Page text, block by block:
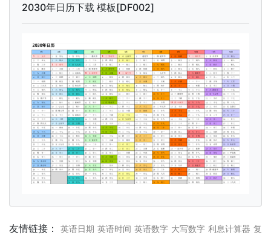
2030年日历下载 模板[DF002]
友情链接： 英语日期 英语时间 英语数字 大写数字 利息计算器 复